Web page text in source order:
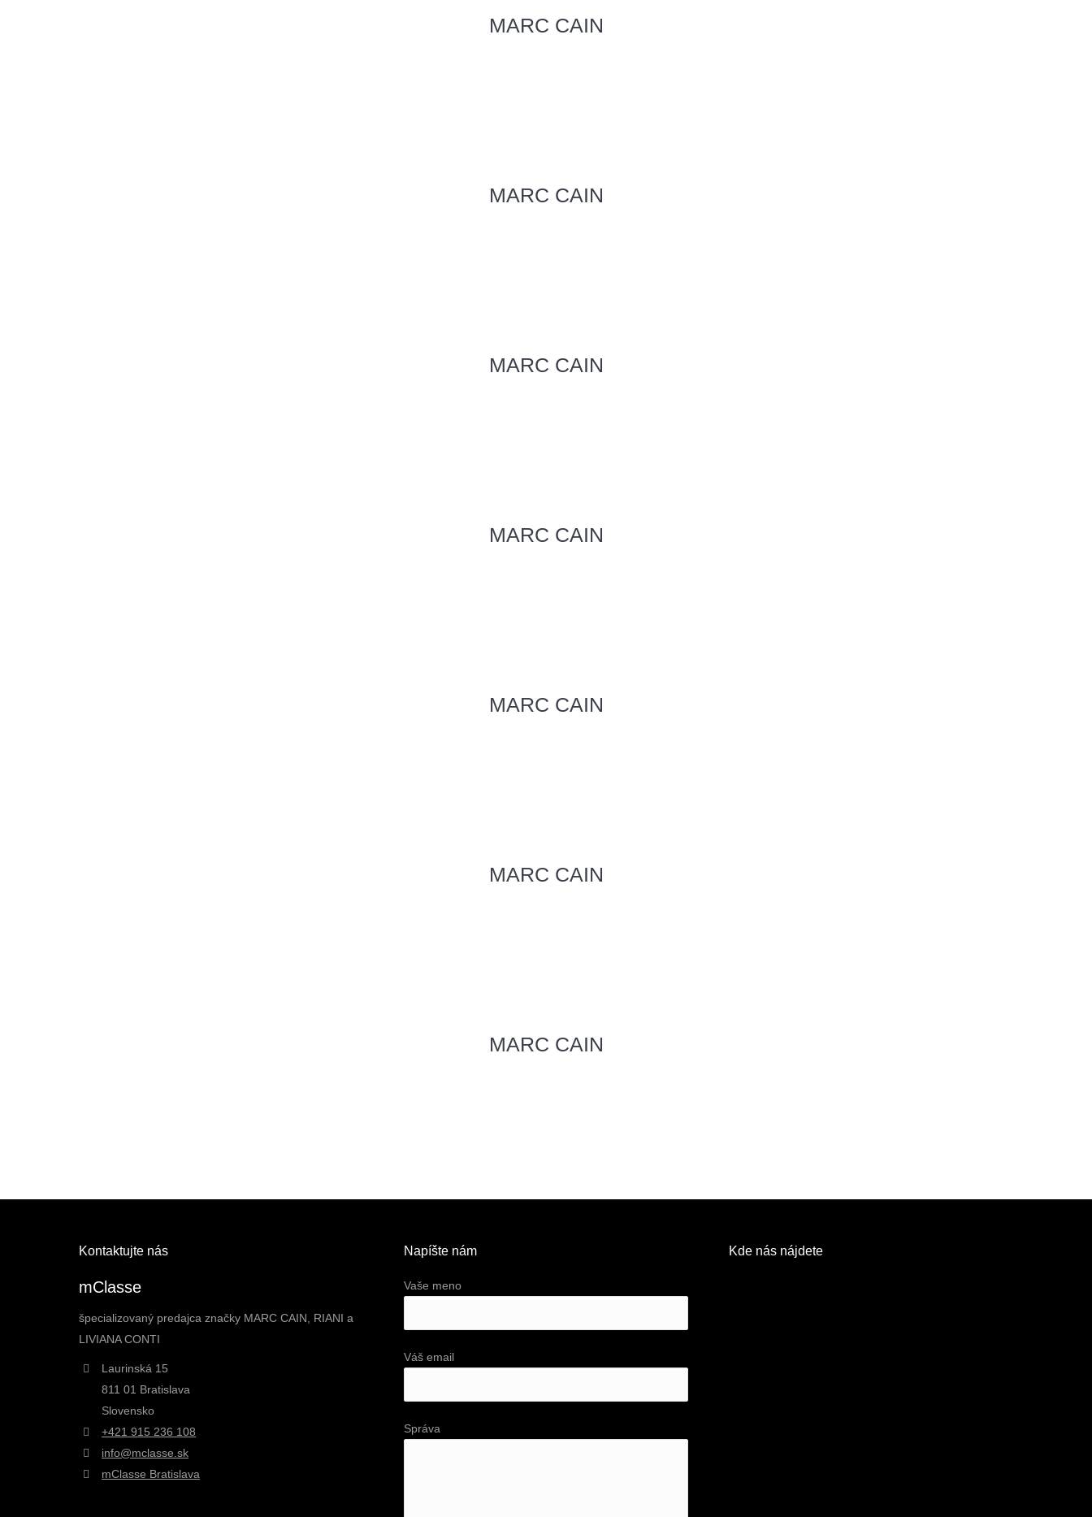
MARC CAIN
MARC CAIN
MARC CAIN
MARC CAIN
MARC CAIN
MARC CAIN
MARC CAIN
Kontaktujte nás
mClasse
špecializovaný predajca značky MARC CAIN, RIANI a
LIVIANA CONTI
Laurinská 15
811 01 Bratislava
Slovensko
+421 915 236 108
info@mclasse.sk
mClasse Bratislava
Napíšte nám
Vaše meno
Váš email
Správa
Kde nás nájdete